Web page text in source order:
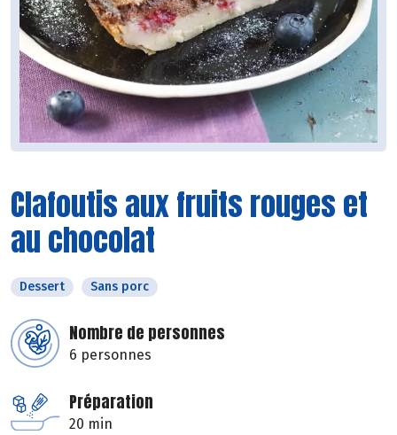
Clafoutis aux fruits rouges et
au chocolat
Dessert Sans porc
Nombre de personnes
6 personnes
Préparation
20 min